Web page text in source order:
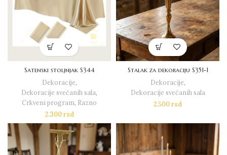
Satenski stoljnjak S344
Dekoracije,
Dekoracije svečanih sala,
Crkveni program, Razno
2.300rsd
Stalak za dekoraciju S351-1
Dekoracije,
Dekoracije svečanih sala
2.500rsd